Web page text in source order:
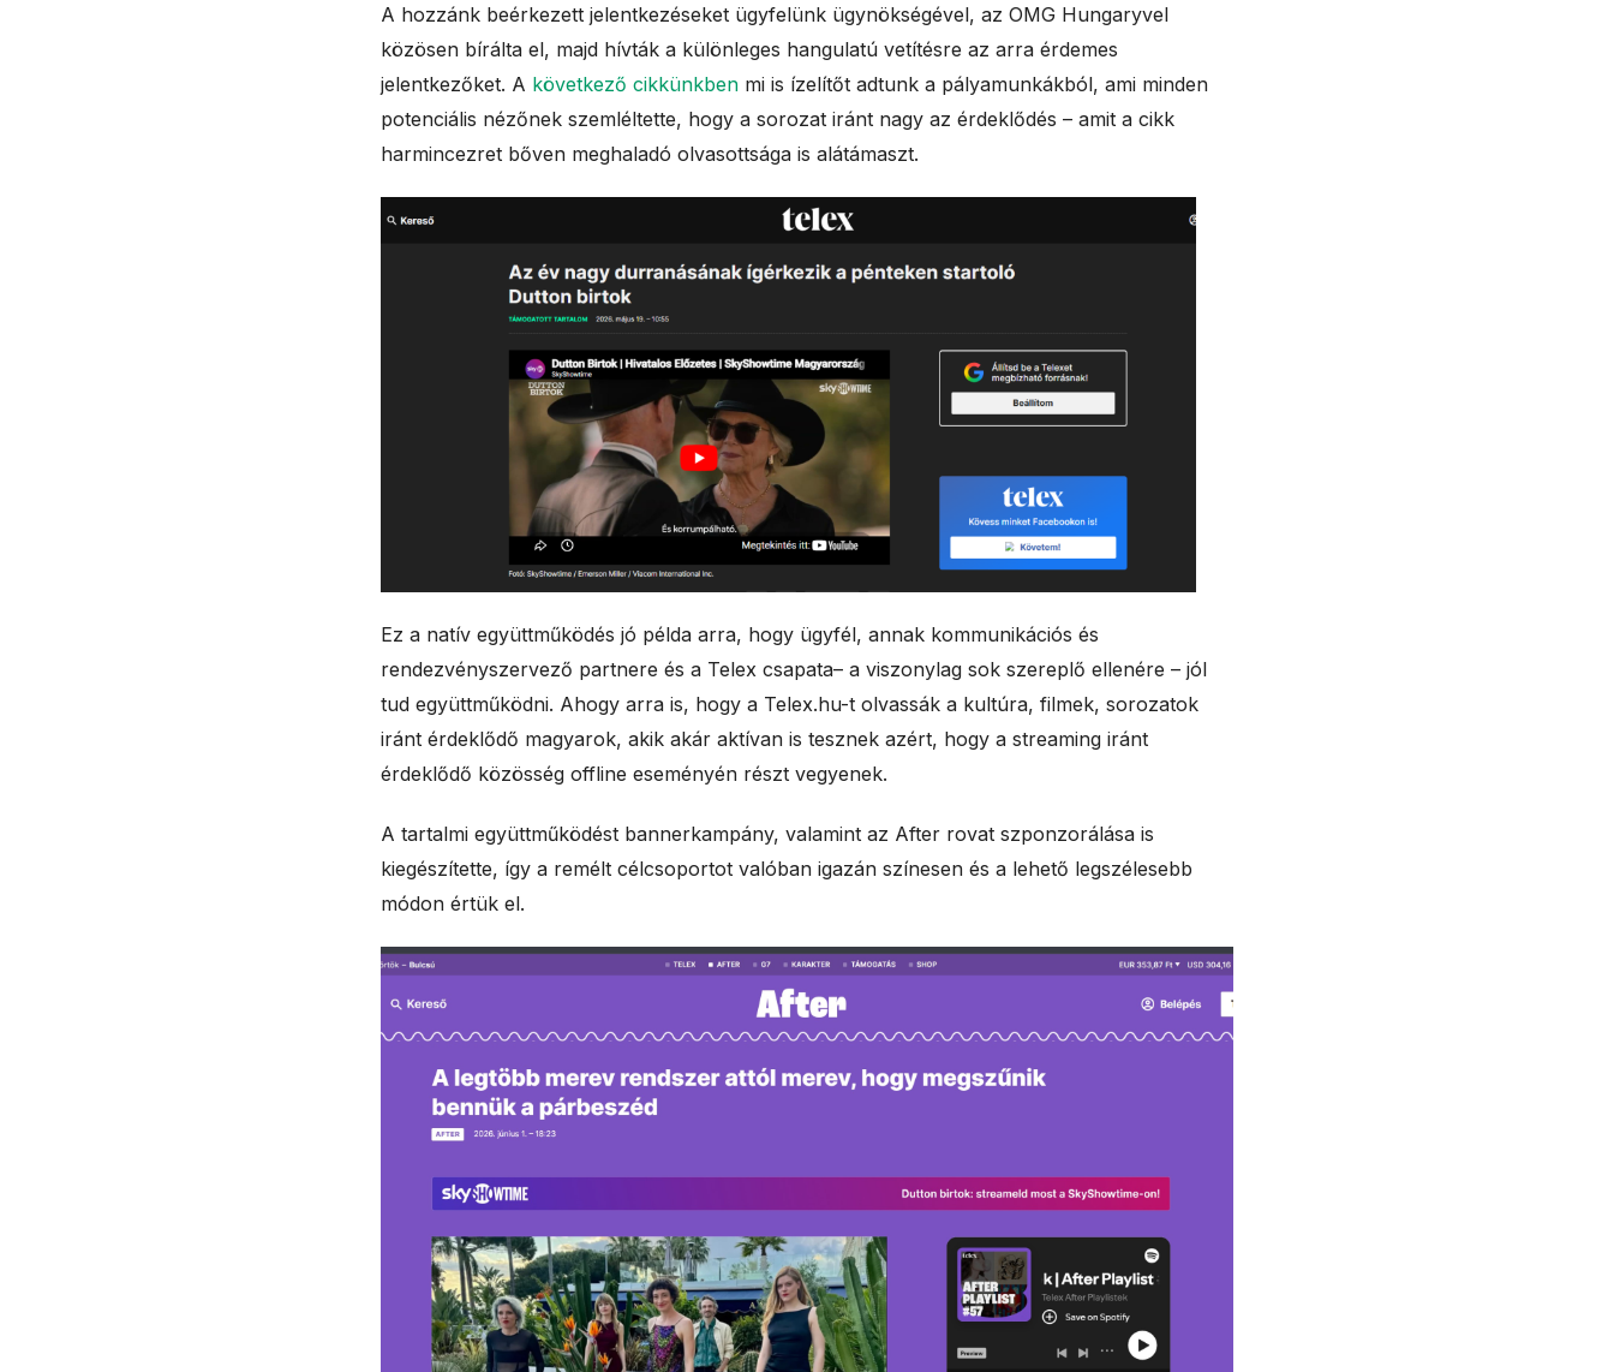
A hozzánk beérkezett jelentkezéseket ügyfelünk ügynökségével, az OMG Hungaryvel
közösen bírálta el, majd hívták a különleges hangulatú vetítésre az arra érdemes
jelentkezőket. A következő cikkünkben mi is ízelítőt adtunk a pályamunkákból, ami minden
potenciális nézőnek szemléltette, hogy a sorozat iránt nagy az érdeklődés – amit a cikk
harmincezret bőven meghaladó olvasottsága is alátámaszt.
Ez a natív együttműködés jó példa arra, hogy ügyfél, annak kommunikációs és
rendezvényszervező partnere és a Telex csapata– a viszonylag sok szereplő ellenére – jól
tud együttműködni. Ahogy arra is, hogy a Telex.hu-t olvassák a kultúra, filmek, sorozatok
iránt érdeklődő magyarok, akik akár aktívan is tesznek azért, hogy a streaming iránt
érdeklődő közösség offline eseményén részt vegyenek.
A tartalmi együttműködést bannerkampány, valamint az After rovat szponzorálása is
kiegészítette, így a remélt célcsoportot valóban igazán színesen és a lehető legszélesebb
módon értük el.